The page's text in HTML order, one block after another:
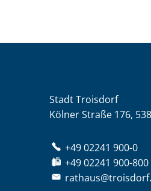
Stadt Troisdorf
Kölner Straße 176,
+49 02241 900-0
+49 02241 900-800